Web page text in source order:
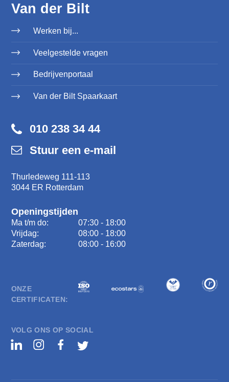
Van der Bilt
Werken bij...
Veelgestelde vragen
Bedrijvenportaal
Van der Bilt Spaarkaart
010 238 34 44
Stuur een e-mail
Thurledeweg 111-113
3044 ER Rotterdam
Openingstijden
Ma t/m do:
07:30 - 18:00
Vrijdag:
08:00 - 18:00
Zaterdag:
08:00 - 16:00
ONZE
CERTIFICATEN:
VOLG ONS OP SOCIAL